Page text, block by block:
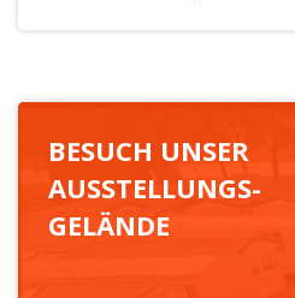
BESUCH UNSER
AUSSTELLUNGS-
GELÄNDE